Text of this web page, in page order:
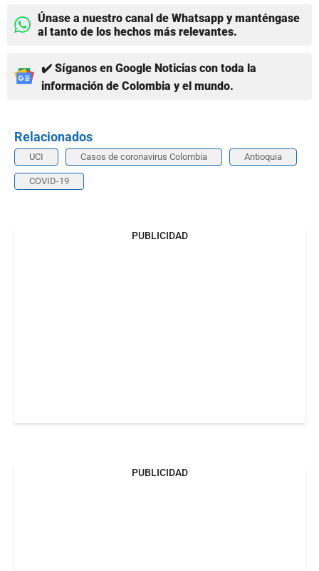
Únase a nuestro canal de Whatsapp y manténgase
al tanto de los hechos más relevantes.
✔️ Síganos en Google Noticias con toda la
información de Colombia y el mundo.
Relacionados
UCI Casos de coronavirus Colombia Antioquia
COVID-19
PUBLICIDAD
PUBLICIDAD